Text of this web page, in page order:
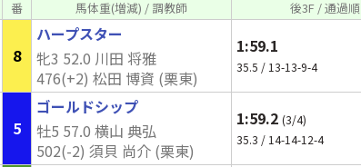
番
馬体重(増減) / 調教師
後3F / 通過順
8
ハープスター
牝3 52.0 川田 将雅
476(+2) 松田 博資 (栗東)
1:59.1
35.5 / 13-13-9-4
5
ゴールドシップ
牡5 57.0 横山 典弘
502(-2) 須貝 尚介 (栗東)
1:59.2 (3/4)
35.3 / 14-14-12-4